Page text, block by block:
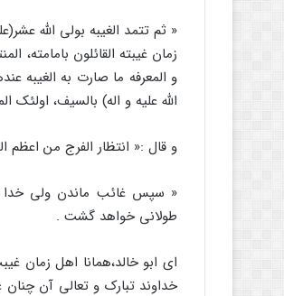
« ثم تتمد الغیبه بولی الله
زمان غیبته القائلون بامامته،
و المعرفه ما صارت به الغیبه
الله علیه و اله) بالسیف، اولئک
و قال :« انتظار الفرج من اعظم
« سپس غائب ماندن ولی خدا
طولانی خواهد گشت .
ای ابو خالد،‌همانا اهل زمان
خداوند تبارک و تعالی آن